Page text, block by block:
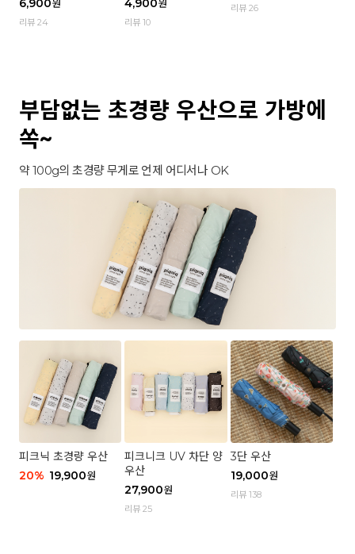
6,900원
리뷰 24
4,900원
리뷰 10
리뷰 26
부담없는 초경량 우산으로 가방에
쏙~
약 100g의 초경량 무게로 언제 어디서나 OK
피크닉 초경량 우산
20% 19,900원
피크니크 UV 차단 양
우산
27,900원
리뷰 25
3단 우산
19,000원
리뷰 138